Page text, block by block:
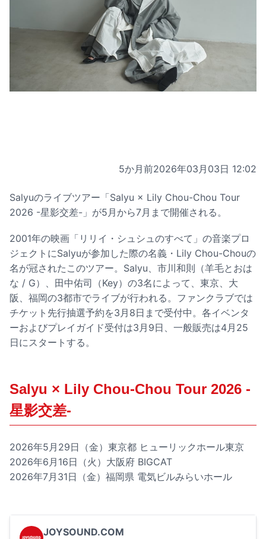
5か月前2026年03月03日 12:02
Salyuのライブツアー「Salyu × Lily Chou-Chou Tour
2026 -星影交差-」が5月から7月まで開催される。
2001年の映画「リリイ・シュシュのすべて」の音楽プロ
ジェクトにSalyuが参加した際の名義・Lily Chou-Chouの
名が冠されたこのツアー。Salyu、市川和則（羊毛とおは
な / G）、田中佑司（Key）の3名によって、東京、大
阪、福岡の3都市でライブが行われる。ファンクラブでは
チケット先行抽選予約を3月8日まで受付中。各イベンタ
ーおよびプレイガイド受付は3月9日、一般販売は4月25
日にスタートする。
Salyu × Lily Chou-Chou Tour 2026 -
星影交差-
2026年5月29日（金）東京都 ヒューリックホール東京
2026年6月16日（火）大阪府 BIGCAT
2026年7月31日（金）福岡県 電気ビルみらいホール
JOYSOUND.COM